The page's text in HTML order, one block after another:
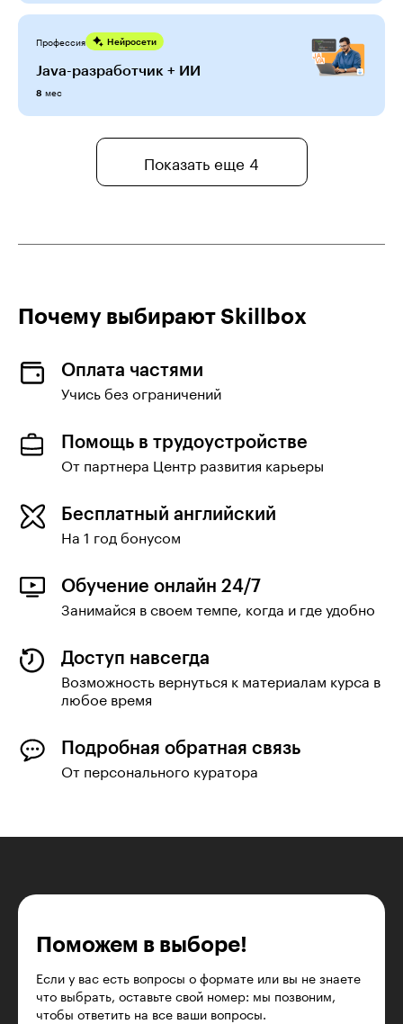
Профессия Нейросети
Java-разработчик + ИИ
8 мес
Показать еще 4
Почему выбирают Skillboх
Оплата частями
Учись без ограничений
Помощь в трудоустройстве
От партнера Центр развития карьеры
Бесплатный английский
На 1 год бонусом
Обучение онлайн 24/7
Занимайся в своем темпе, когда и где удобно
Доступ навсегда
Возможность вернуться к материалам курса в
любое время
Подробная обратная связь
От персонального куратора
Поможем в выборе!
Если у вас есть вопросы о формате или вы не знаете
что выбрать, оставьте свой номер: мы позвоним,
чтобы ответить на все ваши вопросы.